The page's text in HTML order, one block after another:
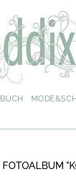
FOTOALBUM